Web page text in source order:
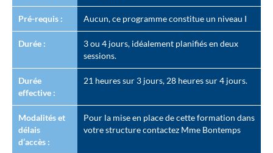
Pré-requis : Aucun, ce programme constitue un niveau I
Durée :
3 ou 4 jours, idéalement planifiés en deux
sessions.
Durée
effective :
21 heures sur 3 jours, 28 heures sur 4 jours.
Modalités et
délais
d’accès :
Pour la mise en place de cette formation dans
votre structure contactez Mme Bontemps